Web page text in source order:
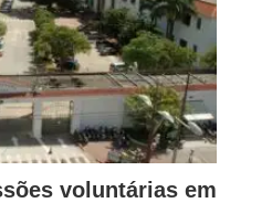
voluntárias em